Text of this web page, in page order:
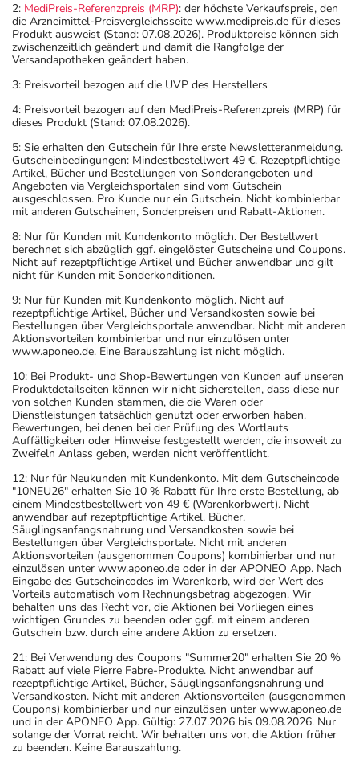
2: MediPreis-Referenzpreis (MRP): der höchste Verkaufspreis, den
die Arzneimittel-Preisvergleichsseite www.medipreis.de für dieses
Produkt ausweist (Stand: 07.08.2026). Produktpreise können sich
zwischenzeitlich geändert und damit die Rangfolge der
Versandapotheken geändert haben.
3: Preisvorteil bezogen auf die UVP des Herstellers
4: Preisvorteil bezogen auf den MediPreis-Referenzpreis (MRP) für
dieses Produkt (Stand: 07.08.2026).
5: Sie erhalten den Gutschein für Ihre erste Newsletteranmeldung.
Gutscheinbedingungen: Mindestbestellwert 49 €. Rezeptpflichtige
Artikel, Bücher und Bestellungen von Sonderangeboten und
Angeboten via Vergleichsportalen sind vom Gutschein
ausgeschlossen. Pro Kunde nur ein Gutschein. Nicht kombinierbar
mit anderen Gutscheinen, Sonderpreisen und Rabatt-Aktionen.
8: Nur für Kunden mit Kundenkonto möglich. Der Bestellwert
berechnet sich abzüglich ggf. eingelöster Gutscheine und Coupons.
Nicht auf rezeptpflichtige Artikel und Bücher anwendbar und gilt
nicht für Kunden mit Sonderkonditionen.
9: Nur für Kunden mit Kundenkonto möglich. Nicht auf
rezeptpflichtige Artikel, Bücher und Versandkosten sowie bei
Bestellungen über Vergleichsportale anwendbar. Nicht mit anderen
Aktionsvorteilen kombinierbar und nur einzulösen unter
www.aponeo.de. Eine Barauszahlung ist nicht möglich.
10: Bei Produkt- und Shop-Bewertungen von Kunden auf unseren
Produktdetailseiten können wir nicht sicherstellen, dass diese nur
von solchen Kunden stammen, die die Waren oder
Dienstleistungen tatsächlich genutzt oder erworben haben.
Bewertungen, bei denen bei der Prüfung des Wortlauts
Auffälligkeiten oder Hinweise festgestellt werden, die insoweit zu
Zweifeln Anlass geben, werden nicht veröffentlicht.
12: Nur für Neukunden mit Kundenkonto. Mit dem Gutscheincode
"10NEU26" erhalten Sie 10 % Rabatt für Ihre erste Bestellung, ab
einem Mindestbestellwert von 49 € (Warenkorbwert). Nicht
anwendbar auf rezeptpflichtige Artikel, Bücher,
Säuglingsanfangsnahrung und Versandkosten sowie bei
Bestellungen über Vergleichsportale. Nicht mit anderen
Aktionsvorteilen (ausgenommen Coupons) kombinierbar und nur
einzulösen unter www.aponeo.de oder in der APONEO App. Nach
Eingabe des Gutscheincodes im Warenkorb, wird der Wert des
Vorteils automatisch vom Rechnungsbetrag abgezogen. Wir
behalten uns das Recht vor, die Aktionen bei Vorliegen eines
wichtigen Grundes zu beenden oder ggf. mit einem anderen
Gutschein bzw. durch eine andere Aktion zu ersetzen.
21: Bei Verwendung des Coupons "Summer20" erhalten Sie 20 %
Rabatt auf viele Pierre Fabre-Produkte. Nicht anwendbar auf
rezeptpflichtige Artikel, Bücher, Säuglingsanfangsnahrung und
Versandkosten. Nicht mit anderen Aktionsvorteilen (ausgenommen
Coupons) kombinierbar und nur einzulösen unter www.aponeo.de
und in der APONEO App. Gültig: 27.07.2026 bis 09.08.2026. Nur
solange der Vorrat reicht. Wir behalten uns vor, die Aktion früher
zu beenden. Keine Barauszahlung.